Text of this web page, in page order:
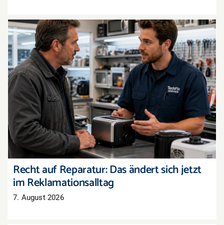
Recht auf Reparatur: Das ändert sich jetzt im
Reklamationsalltag
Recht auf Reparatur: Das ändert sich jetzt
im Reklamationsalltag
7. August 2026